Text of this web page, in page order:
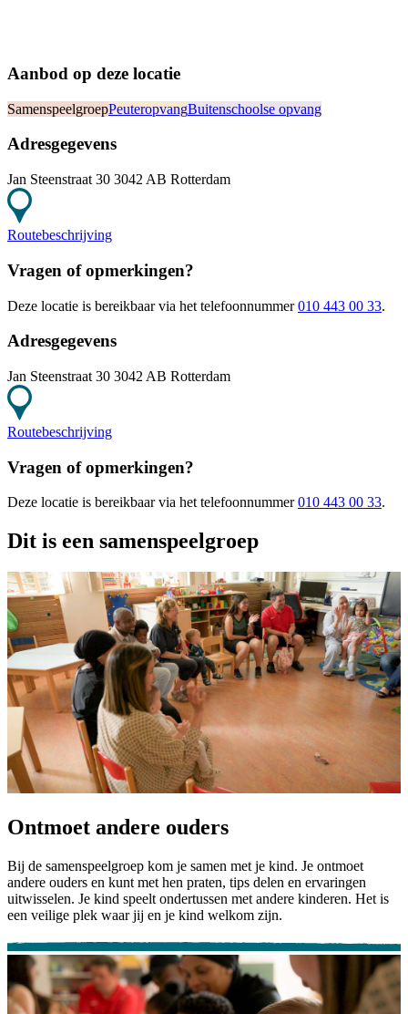
Aanbod op deze locatie
SamenspeelgroepPeuteropvangBuitenschoolse opvang
Adresgegevens
Jan Steenstraat 30 3042 AB Rotterdam
Routebeschrijving
Vragen of opmerkingen?
Deze locatie is bereikbaar via het telefoonnummer 010 443 00 33.
Adresgegevens
Jan Steenstraat 30 3042 AB Rotterdam
Routebeschrijving
Vragen of opmerkingen?
Deze locatie is bereikbaar via het telefoonnummer 010 443 00 33.
Dit is een samenspeelgroep
Ontmoet andere ouders
Bij de samenspeelgroep kom je samen met je kind. Je ontmoet
andere ouders en kunt met hen praten, tips delen en ervaringen
uitwisselen. Je kind speelt ondertussen met andere kinderen. Het is
een veilige plek waar jij en je kind welkom zijn.